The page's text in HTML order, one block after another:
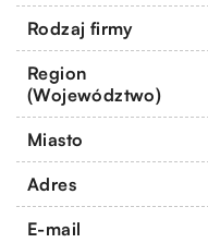
Rodzaj firmy
Region
(Województwo)
Miasto
Adres
E-mail